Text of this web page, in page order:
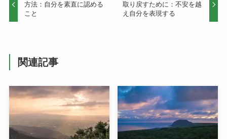
方法：自分を素直に認める
こと
取り戻すために：不安を越
え自分を表現する
関連記事